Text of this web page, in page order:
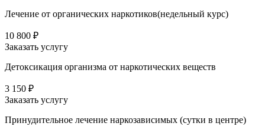
Лечение от органических наркотиков(недельный курс)
10 800 ₽
Заказать услугу
Детоксикация организма от наркотических веществ
3 150 ₽
Заказать услугу
Принудительное лечение наркозависимых (сутки в центре)